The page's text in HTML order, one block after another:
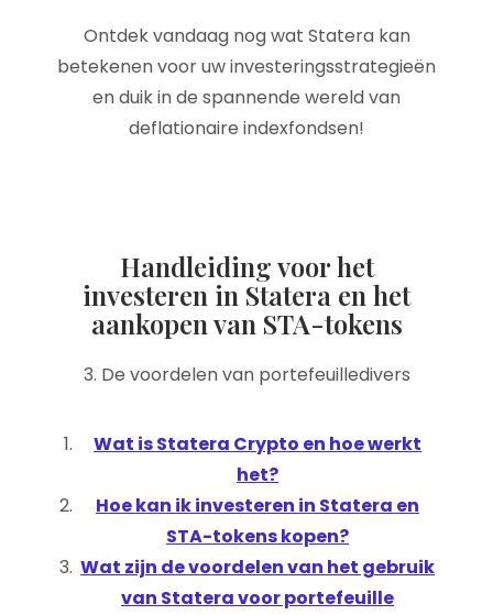
Ontdek vandaag nog wat Statera kan
betekenen voor uw investeringsstrategieën
en duik in de spannende wereld van
deflationaire indexfondsen!
Handleiding voor het
investeren in Statera en het
aankopen van STA-tokens
3. De voordelen van portefeuilledivers
Wat is Statera Crypto en hoe werkt
het?
Hoe kan ik investeren in Statera en
STA-tokens kopen?
Wat zijn de voordelen van het gebruik
van Statera voor portefeuille